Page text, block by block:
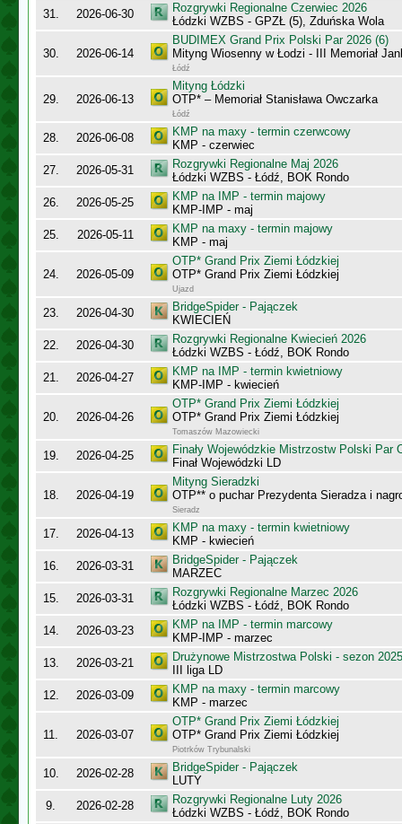
31.
2026-06-30
Rozgrywki Regionalne Czerwiec 2026
Łódzki WZBS - GPZŁ (5), Zduńska Wola
30. 2026-06-14
BUDIMEX Grand Prix Polski Par 2026 (6)
Mityng Wiosenny w Łodzi - III Memoriał
Łódź
29. 2026-06-13
Mityng Łódzki
OTP* – Memoriał Stanisława Owczarka
Łódź
28. 2026-06-08
KMP na maxy - termin czerwcowy
KMP - czerwiec
27.
2026-05-31
Rozgrywki Regionalne Maj 2026
Łódzki WZBS - Łódź, BOK Rondo
26.
2026-05-25
KMP na IMP - termin majowy
KMP-IMP - maj
25.
2026-05-11
KMP na maxy - termin majowy
KMP - maj
24. 2026-05-09
OTP* Grand Prix Ziemi Łódzkiej
OTP* Grand Prix Ziemi Łódzkiej
Ujazd
23. 2026-04-30
BridgeSpider - Pajączek
KWIECIEŃ
22.
2026-04-30
Rozgrywki Regionalne Kwiecień 2026
Łódzki WZBS - Łódź, BOK Rondo
21.
2026-04-27
KMP na IMP - termin kwietniowy
KMP-IMP - kwiecień
20. 2026-04-26
OTP* Grand Prix Ziemi Łódzkiej
OTP* Grand Prix Ziemi Łódzkiej
Tomaszów Mazowiecki
19. 2026-04-25
Finały Wojewódzkie Mistrzostw Polski Par
Finał Wojewódzki LD
18. 2026-04-19
Mityng Sieradzki
OTP** o puchar Prezydenta Sieradza i
Sieradz
17. 2026-04-13
KMP na maxy - termin kwietniowy
KMP - kwiecień
16.
2026-03-31
BridgeSpider - Pajączek
MARZEC
15.
2026-03-31
Rozgrywki Regionalne Marzec 2026
Łódzki WZBS - Łódź, BOK Rondo
14.
2026-03-23
KMP na IMP - termin marcowy
KMP-IMP - marzec
13.
2026-03-21
Drużynowe Mistrzostwa Polski - sezon
III liga LD
12.
2026-03-09
KMP na maxy - termin marcowy
KMP - marzec
11. 2026-03-07
OTP* Grand Prix Ziemi Łódzkiej
OTP* Grand Prix Ziemi Łódzkiej
Piotrków Trybunalski
10. 2026-02-28
BridgeSpider - Pajączek
LUTY
9.
2026-02-28
Rozgrywki Regionalne Luty 2026
Łódzki WZBS - Łódź, BOK Rondo